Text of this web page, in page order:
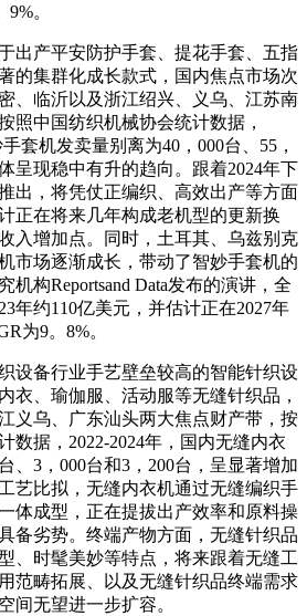
。
产平安防护手套、提花手套、五指
的集群化成长款式，国内焦点市场次
、临沂以及浙江绍兴、义乌、江苏南
照中国纺织机械协会统计数据，
套机发卖量别离为40，000台、55，
呈现稳中有升的趋向。跟着2024年下
出，将凭仗正编织、高效出产等方面
正在将来几年构成老机型的更新换
入增加点。同时，土耳其、乌兹别克
市场逐渐成长，带动了智妙手套机的
机构Reportsand Data发布的演讲，全
年约110亿美元，并估计正在2027年
为9。8%。
备行业手艺壁垒较高的智能针织设
衣、瑜伽服、活动服等无缝针织品，
义乌、广东汕头两大焦点财产带，按
数据，2022-2024年，国内无缝内衣
、3，000台和3，200台，呈显著增加
艺比拟，无缝内衣机通过无缝编织手
体成型，正在提拔出产效率和原料操
备劣势。终端产物方面，无缝针织品
、时髦美妙等特点，将来跟着无缝工
范畴拓展、以及无缝针织品终端需求
间无望进一步扩容。